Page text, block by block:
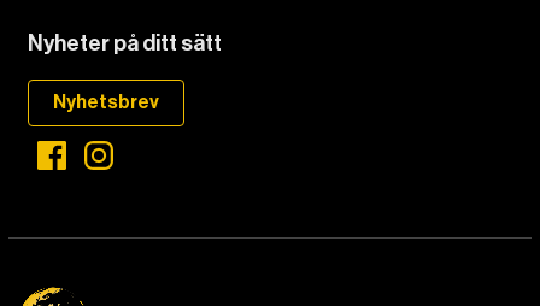
Nyheter på ditt sätt
Nyhetsbrev